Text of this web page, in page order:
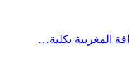
المغربية بكلية…